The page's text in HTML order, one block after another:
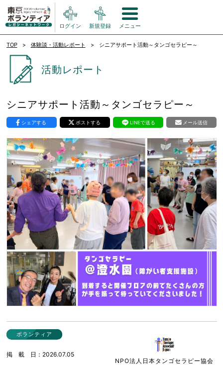
ログイン 新規登録 メニュー
TOP 体験談・活動レポート シニアサポート活動～タンゴセラピー～
活動レポート
シニアサポート活動～タンゴセラピー～
シェアする ポストする LINEで送る メール送信
ボランティア
掲載日
2026.07.05
NPO法人日本タンゴセラピー協会